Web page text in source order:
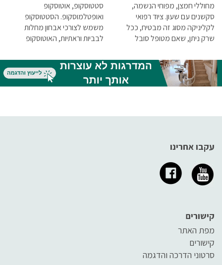
מחוללי חמצן, מפוחי הנשמה,
סקשנים עם שעון. ציוד רפואי
לקליניקה מסוג זה מבטיח, ככל
שרק ניתן, שאם מטופל סובל
במקום יימצא כל הציוד הדרוש
שימקסם את הסיכוי להצילו.
סטטוסקופ, אוטוסקופ
ואופטלמוסקופ. הסטטוסקופ
משמש לצורכי אבחון מחלות
לבביות וראתיות, האוטוסקופ
לבדיקת קרקעית העין, ולכן אין
ספק שהם חייבים להיות איכותיים
ביותר.
עקבו אחרינו
קישורים
מפת האתר
קישורים
סרטוני הדרכה והדגמה